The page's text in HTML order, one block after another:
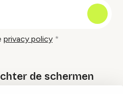
privacy policy
de schermen